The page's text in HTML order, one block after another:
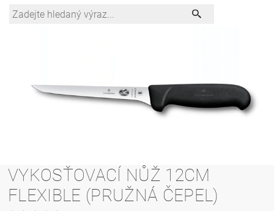
VYKOSŤOVACÍ NŮŽ 12CM
FLEXIBLE (PRUŽNÁ ČEPEL)